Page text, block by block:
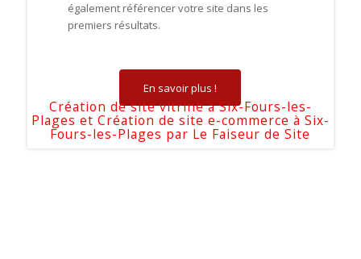
également référencer votre site dans les
premiers résultats.
En savoir plus !
Création de site vitrine à Six-Fours-les-
Plages et Création de site e-commerce à Six-
Fours-les-Plages par Le Faiseur de Site